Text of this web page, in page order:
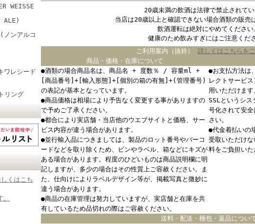
WEISSE
ALE)
ンアルコ
ワレシード
リング
くはこち
20歳未満の飲酒は法律で禁止されて
当店は20歳以上と確認できない場合酒類の販売
飲酒運転は絶対にやめてください
健康のため飲みすぎにはご注意くだ
ご利用案内（抜粋） 詳しくはこちらを
商品・価格・在庫について
●酒類の場合商品名は、商品名 + 度数％ / 容量ml +
[商品番号]+[輸入形態]+[個別の箱の有無]+(管理番号)
の表記が基本となっています。
●商品価格は相場により予告なく変更する事がありますの
で予めご了承ください。
●都合により実店舗・当店他のウエブサイトと価格、サー
ビス内容が違う場合があります。
●並行輸入品につきましては、製品のロット番号やバーコ
ードなどを取り除くため、ビンやラベル、箱などにキズが
ある場合があります。程度のひどいものは商品説明欄に明
記しますが、多少の場合はその性質上ご容赦ください。ま
た、仕向けによりラベルデザイン等が、掲載写真と微妙に
違う場合があります。
●商品の在庫管理は努力していますが、実店舗と在庫を共
有しているため品切れの際はご容赦ください。
●お支払方法は
レクトサービ
用いただけま
SSLというシ
号化されて安
さい。
●代金着払いの
受取いただけ
料をご負担い
送料・配送・梱包・返品につい